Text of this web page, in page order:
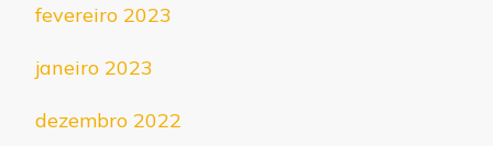
fevereiro 2023
janeiro 2023
dezembro 2022